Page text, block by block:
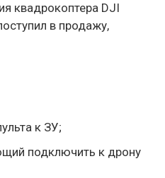
квадрокоптера DJI
в продажу,
к ЗУ;
подключить к дрону